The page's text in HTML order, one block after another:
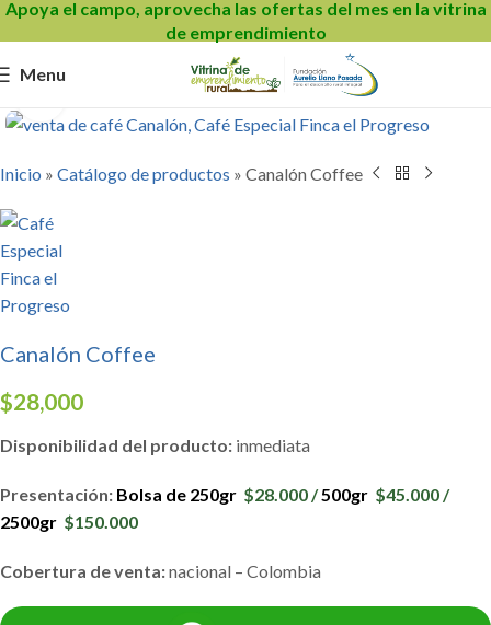
Apoya el campo, aprovecha las ofertas del mes en la vitrina
de emprendimiento
Menu
Inicio » Catálogo de productos » Canalón Coffee
Canalón Coffee
$28,000
Disponibilidad del producto: inmediata
Presentación: Bolsa de 250gr $28.000 /500gr $45.000 /
2500gr $150.000
Cobertura de venta:nacional – Colombia